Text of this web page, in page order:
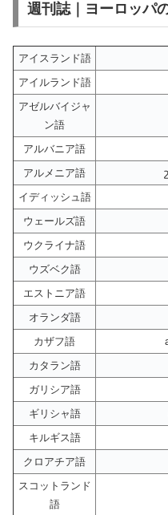
週刊誌｜ヨーロッパ
アイスランド語
アイルランド語
アゼルバイジャ
ン語
アルバニア語
アルメニア語
イディッシュ語
ウェールズ語
ウクライナ語
ウズベク語
エストニア語
オランダ語
カザフ語
カタラン語
ガリシア語
ギリシャ語
キルギス語
クロアチア語
スコットランド
語